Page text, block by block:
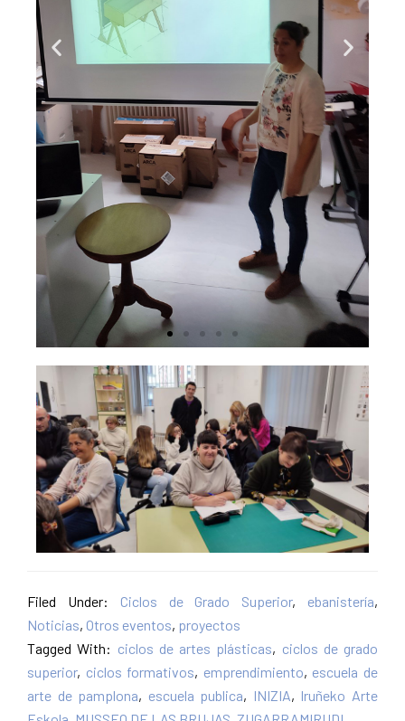
Filed Under: Ciclos de Grado Superior, ebanistería,
Noticias, Otros eventos, proyectos
Tagged With: ciclos de artes plásticas, ciclos de grado
superior, ciclos formativos, emprendimiento, escuela de
arte de pamplona, escuela publica, INIZIA, Iruñeko Arte